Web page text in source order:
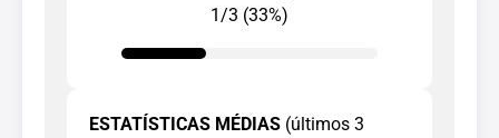
1/3 (33%)
ESTATÍSTICAS MÉDIAS (últimos 3